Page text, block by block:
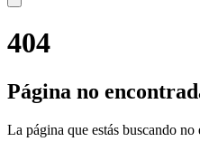
404
Página no
La página que estás buscando